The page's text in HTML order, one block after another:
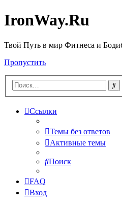
IronWay.Ru
Твой Путь в мир Фитнеса и
Пропустить
Ссылки
Темы без ответов
Активные темы
Поиск
FAQ
Вход